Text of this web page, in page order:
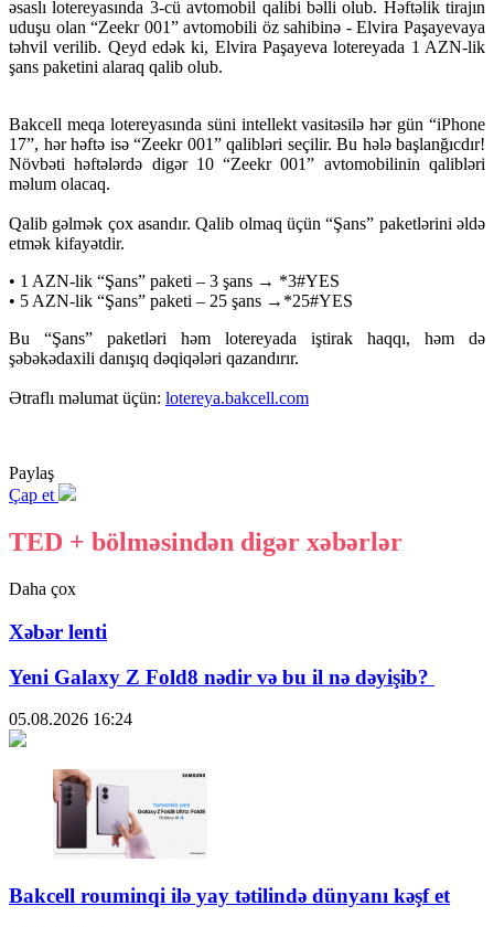
əsaslı lotereyasında 3-cü avtomobil qalibi bəlli olub. Həftəlik tirajın
uduşu olan “Zeekr 001” avtomobili öz sahibinə - Elvira Paşayevaya
təhvil verilib. Qeyd edək ki, Elvira Paşayeva lotereyada 1 AZN-lik
şans paketini alaraq qalib olub.
Bakcell meqa lotereyasında süni intellekt vasitəsilə hər gün “iPhone
17”, hər həftə isə “Zeekr 001” qalibləri seçilir. Bu hələ başlanğıcdır!
Növbəti həftələrdə digər 10 “Zeekr 001” avtomobilinin qalibləri
məlum olacaq.
Qalib gəlmək çox asandır. Qalib olmaq üçün “Şans” paketlərini əldə
etmək kifayətdir.
• 1 AZN-lik “Şans” paketi – 3 şans → *3#YES
• 5 AZN-lik “Şans” paketi – 25 şans →*25#YES
Bu “Şans” paketləri həm lotereyada iştirak haqqı, həm də
şəbəkədaxili danışıq dəqiqələri qazandırır.
Ətraflı məlumat üçün: lotereya.bakcell.com
Paylaş
Çap et
TED + bölməsindən digər xəbərlər
Daha çox
Xəbər lenti
Yeni Galaxy Z Fold8 nədir və bu il nə dəyişib?
05.08.2026 16:24
Bakcell rouminqi ilə yay tətilində dünyanı kəşf et